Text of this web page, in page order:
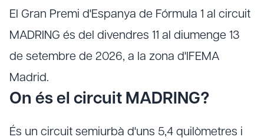
El Gran Premi d'Espanya de Fórmula 1 al circuit
MADRING és del divendres 11 al diumenge 13
de setembre de 2026, a la zona d'IFEMA
Madrid.
On és el circuit MADRING?
És un circuit semiurbà d'uns 5,4 quilòmetres i